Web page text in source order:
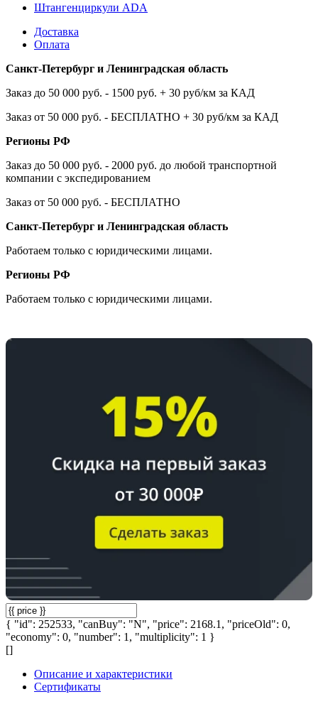
Штангенциркули ADA
Доставка
Оплата
Санкт-Петербург и Ленинградская область
Заказ до 50 000 руб. - 1500 руб. + 30 руб/км за КАД
Заказ от 50 000 руб. - БЕСПЛАТНО + 30 руб/км за КАД
Регионы РФ
Заказ до 50 000 руб. - 2000 руб. до любой транспортной
компании с экспедированием
Заказ от 50 000 руб. - БЕСПЛАТНО
Санкт-Петербург и Ленинградская область
Работаем только с юридическими лицами.
Регионы РФ
Работаем только с юридическими лицами.
{ "id": 252533, "canBuy": "N", "price": 2168.1, "priceOld": 0,
"economy": 0, "number": 1, "multiplicity": 1 }
[]
Описание и характеристики
Сертификаты